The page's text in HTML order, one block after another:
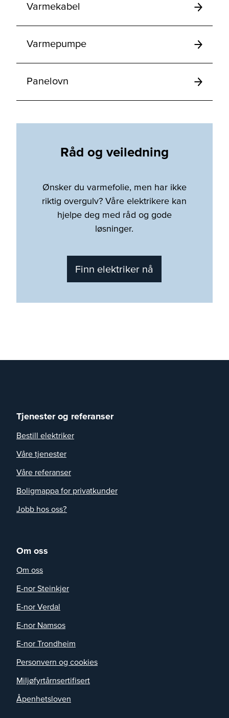
Varmekabel
Varmepumpe
Panelovn
Råd og veiledning
Ønsker du varmefolie, men har ikke
riktig overgulv? Våre elektrikere kan
hjelpe deg med råd og gode
løsninger.
Finn elektriker nå
Tjenester og referanser
Bestill elektriker
Våre tjenester
Våre referanser
Boligmappa for privatkunder
Jobb hos oss?
Om oss
Om oss
E-nor Steinkjer
E-nor Verdal
E-nor Namsos
E-nor Trondheim
Personvern og cookies
Miljøfyrtårnsertifisert
Åpenhetsloven